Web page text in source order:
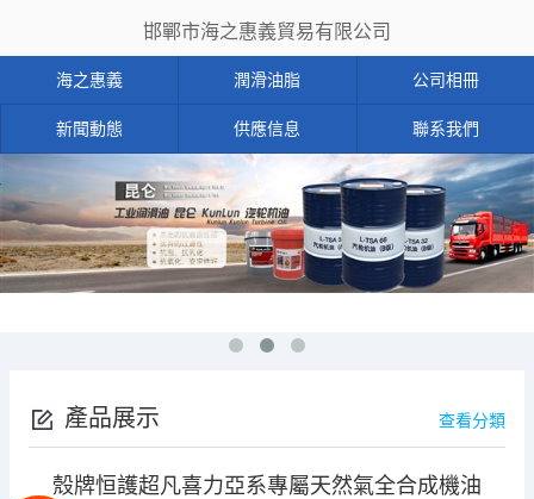
邯鄲市海之惠義貿易有限公司
海之惠義 潤滑油脂 公司相冊
新聞動態 供應信息 聯系我們
產品展示 查看分類
殼牌恒護超凡喜力亞系專屬天然氣全合成機油